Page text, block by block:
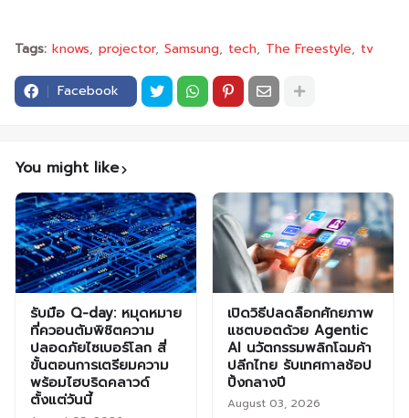
Tags: knows projector Samsung tech The Freestyle tv
Facebook
You might like
รับมือ Q-day: หมุดหมาย
ที่ควอนตัมพิชิตความ
ปลอดภัยไซเบอร์โลก สี่
ขั้นตอนการเตรียมความ
พร้อมไฮบริดคลาวด์
ตั้งแต่วันนี้
เปิดวิธีปลดล็อกศักยภาพ
แชตบอตด้วย Agentic
AI นวัตกรรมพลิกโฉมค้า
ปลีกไทย รับเทศกาลช้อป
ปิ้งกลางปี
August 03, 2026